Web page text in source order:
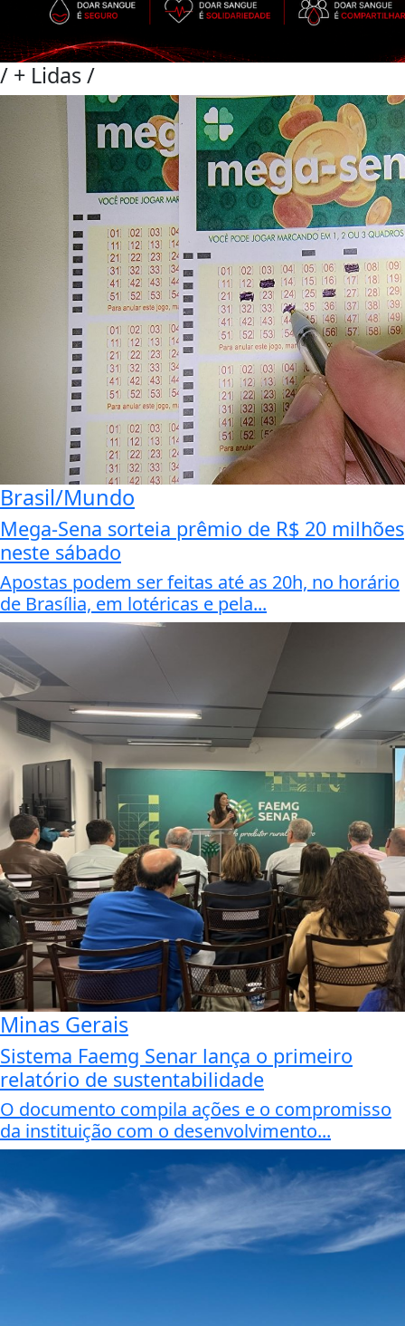
/ + Lidas/
Brasil/Mundo
Mega-Sena sorteia prêmio de R$ 20 milhões
neste sábado
Apostas podem ser feitas até as 20h, no horário
de Brasília, em lotéricas e pela...
Minas Gerais
Sistema Faemg Senar lança o primeiro
relatório de sustentabilidade
O documento compila ações e o compromisso
da instituição com o desenvolvimento...